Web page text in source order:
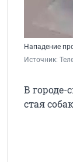
Нападение
Источник:
В городе-
стая